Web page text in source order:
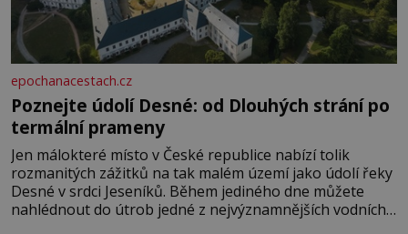
epochanacestach.cz
Poznejte údolí Desné: od Dlouhých strání po
termální prameny
Jen málokteré místo v České republice nabízí tolik
rozmanitých zážitků na tak malém území jako údolí řeky
Desné v srdci Jeseníků. Během jediného dne můžete
nahlédnout do útrob jedné z nejvýznamnějších vodních